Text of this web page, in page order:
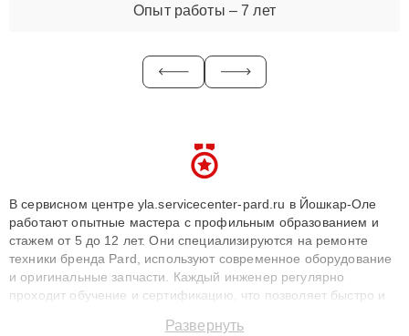
Опыт работы – 7 лет
В сервисном центре yla.servicecenter-pard.ru в Йошкар-Оле
работают опытные мастера с профильным образованием и
стажем от 5 до 12 лет. Они специализируются на ремонте
техники бренда Pard, используют современное оборудование
и оригинальные запчасти. Каждый инженер регулярно
проходит обучение и сертификацию, что позволяет быстро и
сохранением гарантии до 3 лет. Наши мастера решают
Развернуть